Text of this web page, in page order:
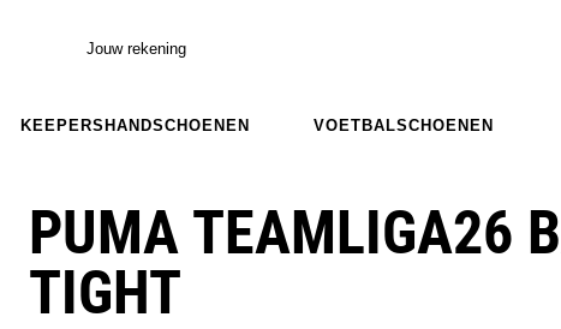
Jouw rekening
KEEPERSHANDSCHOENEN VOETBALSCHOENEN
PUMA TEAMLIGA26
TIGHT